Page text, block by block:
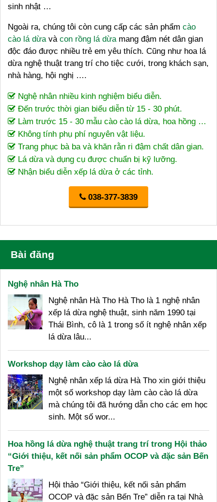
sinh nhật …
Ngoài ra, chúng tôi còn cung cấp các sản phẩm cào
cào lá dừa và con rồng lá dừa mang đậm nét dân gian
độc đáo được nhiều trẻ em yêu thích. Cũng như hoa lá
dừa nghệ thuật trang trí cho tiệc cưới, trong khách sạn,
nhà hàng, hội nghị ….
Nghệ nhân nhiều kinh nghiệm biểu diễn.
Đến trước thời gian biểu diễn từ 15 - 30 phút.
Làm trước 15 - 30 mẫu cào cào lá dừa, hoa hồng …
Không tính phụ phí nguyên vật liệu.
Trang phục bà ba và khăn rằn ri đậm chất dân gian.
Lá dừa và dụng cụ được chuẩn bị kỹ lưỡng.
Nhận biểu diễn xếp lá dừa ở các tỉnh.
038-377-3839
Bài đăng
Nghệ nhân Hà Tho
Nghệ nhân Hà Tho Hà Tho là 1 nghệ nhân
xếp lá dừa nghệ thuật, sinh năm 1990 tại
Thái Bình, cô là 1 trong số ít nghệ nhân xếp
lá dừa lâu...
Workshop dạy làm cào cào lá dừa
Nghệ nhân xếp lá dừa Hà Tho xin giới thiệu
một số workshop dạy làm cào cào lá dừa
mà chúng tôi đã hướng dẫn cho các em học
sinh. Một số wor...
Hoa hồng lá dừa nghệ thuật trang trí trong Hội thảo
“Giới thiệu, kết nối sản phẩm OCOP và đặc sản Bến
Tre”
Hội thảo “Giới thiệu, kết nối sản phẩm
OCOP và đặc sản Bến Tre” diễn ra tại Nhà